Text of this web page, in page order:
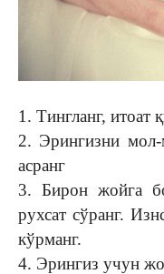
1. Тингланг, итоат
2. Эрингизни мол-
асранг
3. Бирон жойга
рухсат сўранг.
кўрманг.
4. Эрингиз учун